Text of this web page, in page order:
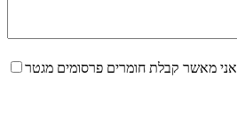
אני מאשר קבלת חומרים פרסומים מגטר